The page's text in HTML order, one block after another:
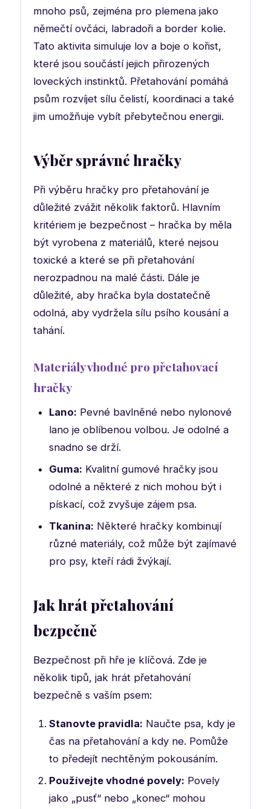
mnoho psů, zejména pro plemena jako
němečtí ovčáci, labradoři a border kolie.
Tato aktivita simuluje lov a boje o kořist,
které jsou součástí jejich přirozených
loveckých instinktů. Přetahování pomáhá
psům rozvíjet sílu čelistí, koordinaci a také
jim umožňuje vybít přebytečnou energii.
Výběr správné hračky
Při výběru hračky pro přetahování je
důležité zvážit několik faktorů. Hlavním
kritériem je bezpečnost – hračka by měla
být vyrobena z materiálů, které nejsou
toxické a které se při přetahování
nerozpadnou na malé části. Dále je
důležité, aby hračka byla dostatečně
odolná, aby vydržela sílu psího kousání a
tahání.
Materiály vhodné pro přetahovací
hračky
Lano: Pevné bavlněné nebo nylonové
lano je oblíbenou volbou. Je odolné a
snadno se drží.
Guma: Kvalitní gumové hračky jsou
odolné a některé z nich mohou být i
pískací, což zvyšuje zájem psa.
Tkanina: Některé hračky kombinují
různé materiály, což může být zajímavé
pro psy, kteří rádi žvýkají.
Jak hrát přetahování
bezpečně
Bezpečnost při hře je klíčová. Zde je
několik tipů, jak hrát přetahování
bezpečně s vaším psem:
Stanovte pravidla: Naučte psa, kdy je
čas na přetahování a kdy ne. Pomůže
to předejít nechtěným pokousáním.
Používejte vhodné povely: Povely
jako „pusť“ nebo „konec“ mohou